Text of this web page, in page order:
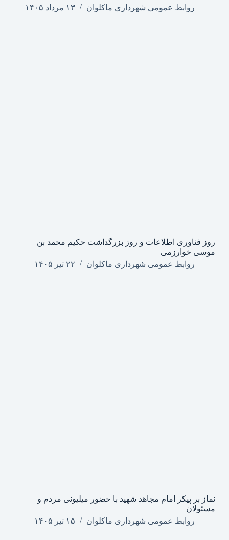
روابط عمومی شهرداری ماکلوان ۱۳ مرداد ۱۴۰۵
روز فناوری اطلاعات و روز بزرگداشت حکیم محمد بن
موسی خوارزمی
روابط عمومی شهرداری ماکلوان
۲۲ تیر ۱۴۰۵
نماز بر پیکر امام مجاهد شهید با حضور میلیونی مردم و
مسئولان
روابط عمومی شهرداری ماکلوان
۱۵ تیر ۱۴۰۵